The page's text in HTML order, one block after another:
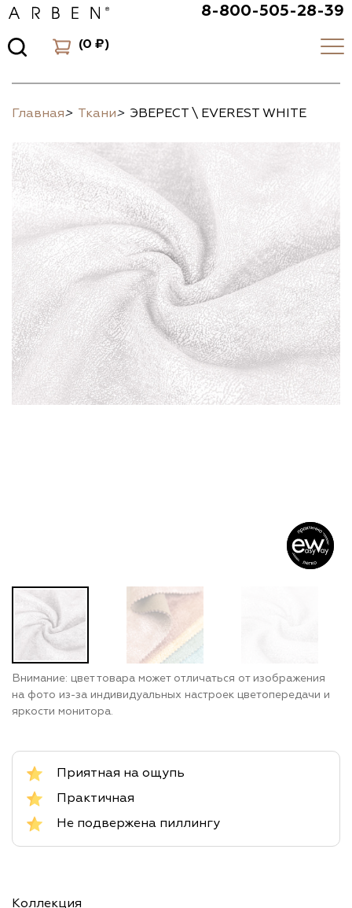
8-800-505-28-39
(0 ₽)
Главная> Ткани> ЭВЕРЕСТ \ EVEREST WHITE
Внимание: цвет товара может отличаться от изображения
на фото из-за индивидуальных настроек цветопередачи и
яркости монитора.
Приятная на ощупь
Практичная
Не подвержена пиллингу
Коллекция